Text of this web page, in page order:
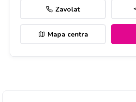
Zavolat
Mapa centra